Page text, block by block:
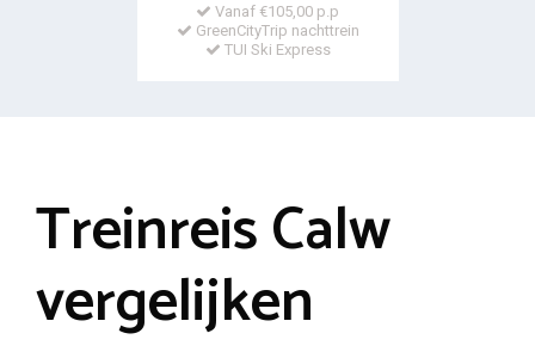
Vanaf €105,00 p.p
GreenCityTrip nachttrein
TUI Ski Express
Treinreis Calw
vergelijken